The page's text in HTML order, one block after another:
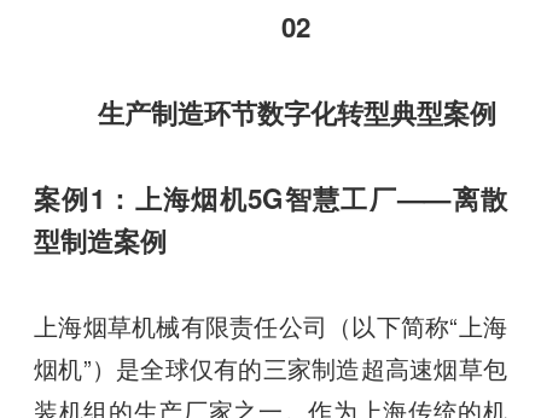
02
生产制造环节数字化转型典型案例
案例1：上海烟机5G智慧工厂——离散
型制造案例
上海烟草机械有限责任公司（以下简称“上海
烟机”）是全球仅有的三家制造超高速烟草包
装机组的生产厂家之一。作为上海传统的机